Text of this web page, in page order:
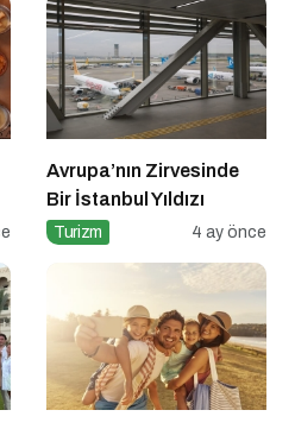
Avrupa’nın Zirvesinde
Bir İstanbul Yıldızı
Turizm 4 ay önce